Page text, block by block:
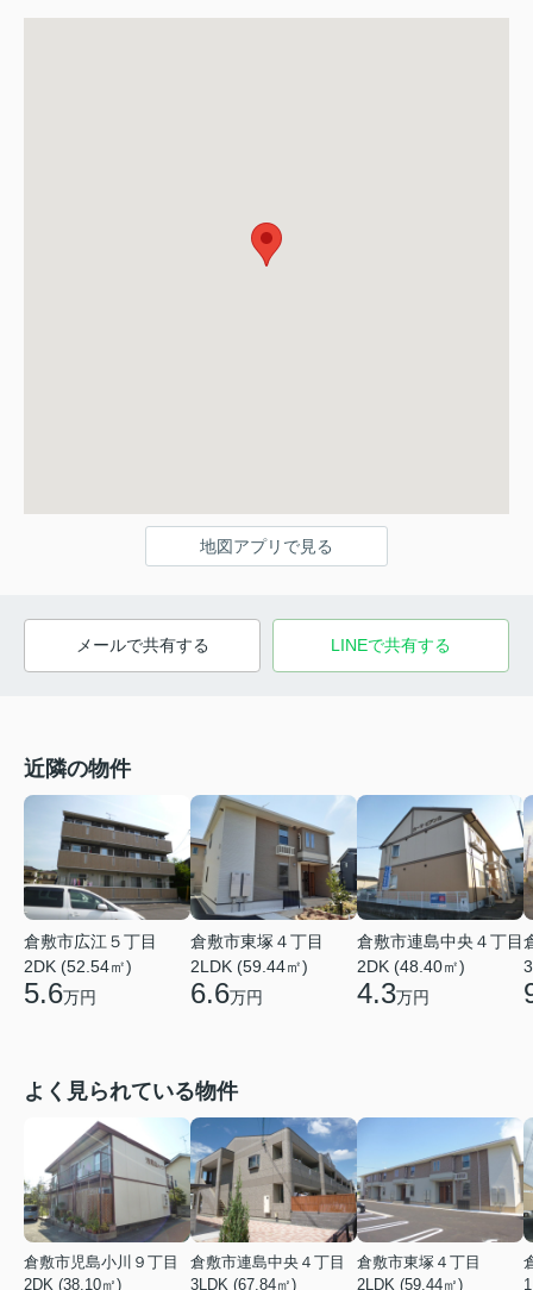
地図アプリで見る
メールで共有する LINEで共有する
近隣の物件
倉敷市広江５丁目
2DK (52.54㎡)
5.6万円
倉敷市東塚４丁目
2LDK (59.44㎡)
6.6万円
倉敷市連島中央４丁目
2DK (48.40㎡)
4.3万円
よく見られている物件
倉敷市児島小川９丁目
2DK (38.10㎡)
倉敷市連島中央４丁目
3LDK (67.84㎡)
倉敷市東塚４丁目
2LDK (59.44㎡)